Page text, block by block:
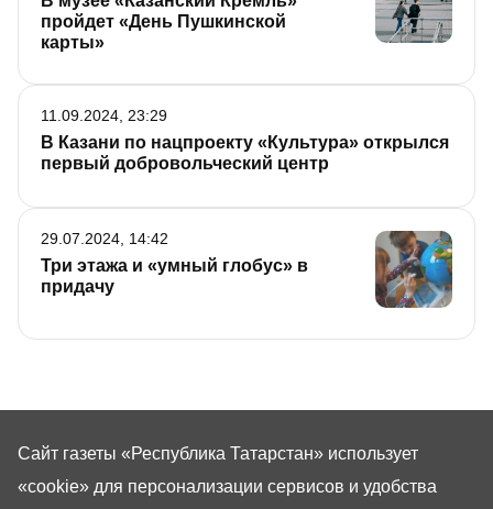
пройдет «День Пушкинской
карты»
В Казани по нацпроекту «Культура» открылся
первый добровольческий центр
11.09.2024, 23:29
Три этажа и «умный глобус» в
придачу
29.07.2024, 14:42
Сайт газеты «Республика Татарстан» использует
«cookie» для персонализации сервисов и удобства